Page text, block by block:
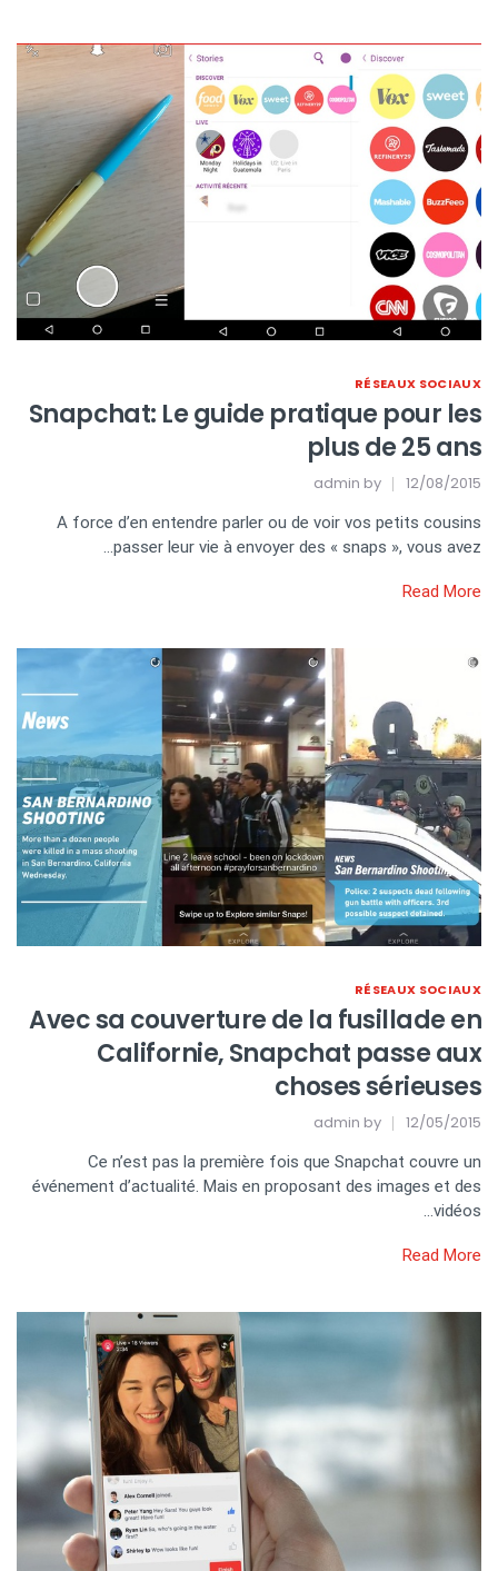
RÉSEAUX SOCIAUX
Snapchat: Le guide pratique pour les
plus de 25 ans
12/08/2015
admin
A force d’en entendre parler ou de voir vos petits cousins
passer leur vie à envoyer des « snaps », vous avez…
Read More
RÉSEAUX SOCIAUX
Avec sa couverture de la fusillade en
Californie, Snapchat passe aux
choses sérieuses
12/05/2015
admin
Ce n’est pas la première fois que Snapchat couvre un
événement d’actualité. Mais en proposant des images et des
vidéos…
Read More